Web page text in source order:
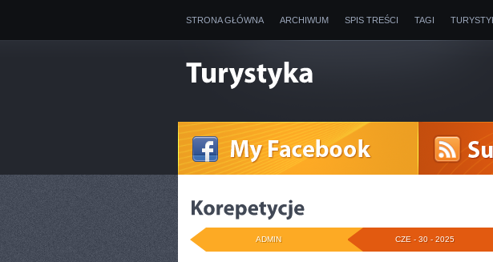
STRONA GŁÓWNA ARCHIWUM SPIS TREŚCI TAGI
CZE - 30 - 2025
ADMIN